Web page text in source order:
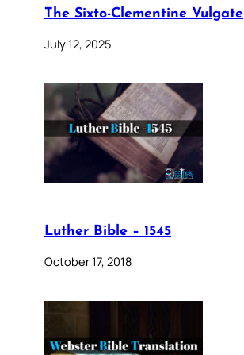
The Sixto-Clementine Vulgate
July 12, 2025
Luther Bible – 1545
October 17, 2018